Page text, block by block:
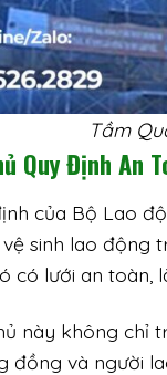
Tầm
Quy Định An
của Bộ Lao
sinh lao động
có lưới an toàn,
này không chỉ
đồng và người